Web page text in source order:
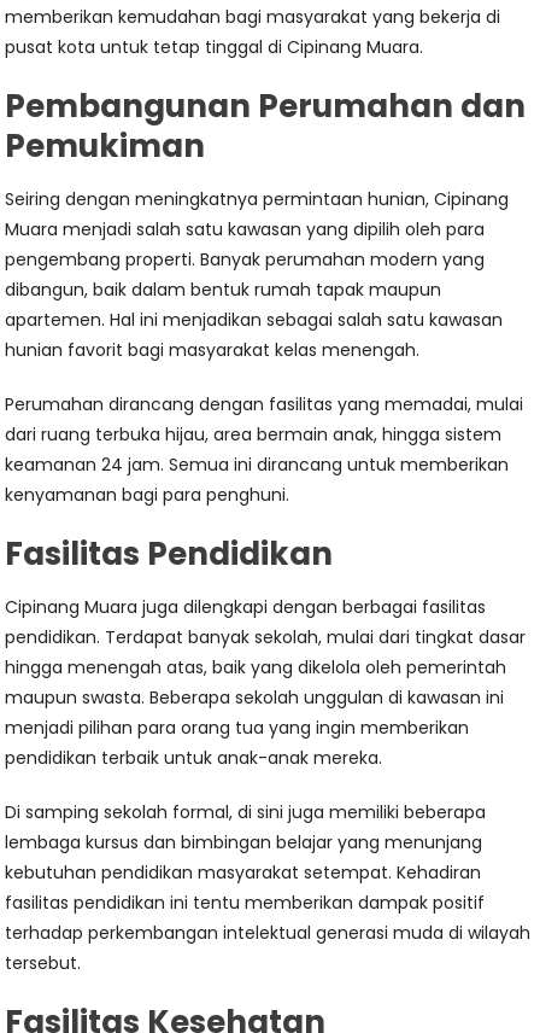
memberikan kemudahan bagi masyarakat yang bekerja di
pusat kota untuk tetap tinggal di Cipinang Muara.
Pembangunan Perumahan dan
Pemukiman
Seiring dengan meningkatnya permintaan hunian, Cipinang
Muara menjadi salah satu kawasan yang dipilih oleh para
pengembang properti. Banyak perumahan modern yang
dibangun, baik dalam bentuk rumah tapak maupun
apartemen. Hal ini menjadikan sebagai salah satu kawasan
hunian favorit bagi masyarakat kelas menengah.
Perumahan dirancang dengan fasilitas yang memadai, mulai
dari ruang terbuka hijau, area bermain anak, hingga sistem
keamanan 24 jam. Semua ini dirancang untuk memberikan
kenyamanan bagi para penghuni.
Fasilitas Pendidikan
Cipinang Muara juga dilengkapi dengan berbagai fasilitas
pendidikan. Terdapat banyak sekolah, mulai dari tingkat dasar
hingga menengah atas, baik yang dikelola oleh pemerintah
maupun swasta. Beberapa sekolah unggulan di kawasan ini
menjadi pilihan para orang tua yang ingin memberikan
pendidikan terbaik untuk anak-anak mereka.
Di samping sekolah formal, di sini juga memiliki beberapa
lembaga kursus dan bimbingan belajar yang menunjang
kebutuhan pendidikan masyarakat setempat. Kehadiran
fasilitas pendidikan ini tentu memberikan dampak positif
terhadap perkembangan intelektual generasi muda di wilayah
tersebut.
Fasilitas Kesehatan